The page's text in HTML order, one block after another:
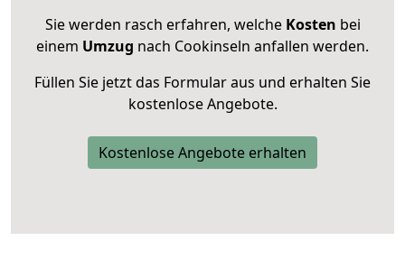
Sie werden rasch erfahren, welche Kosten bei
einem Umzug nach Cookinseln anfallen werden.
Füllen Sie jetzt das Formular aus und erhalten Sie
kostenlose Angebote.
Kostenlose Angebote erhalten